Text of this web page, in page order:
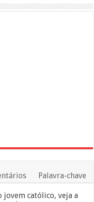
Palavra-chave
jovem católico, veja a